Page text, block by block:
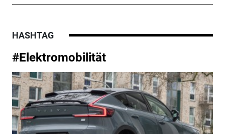
HASHTAG
#Elektromobilität